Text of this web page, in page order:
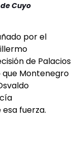
Cuyo
por el
de Palacios
Montenegro
fuerza.